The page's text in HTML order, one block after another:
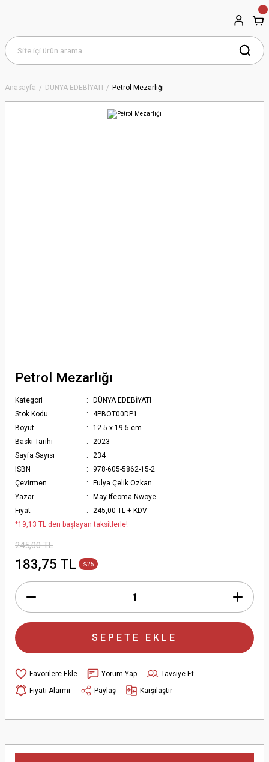
Anasayfa DÜNYA EDEBİYATI Petrol Mezarlığı
Petrol Mezarlığı
Kategori
DÜNYA EDEBİYATI
Stok Kodu
4PBOT00DP1
Boyut
12.5 x 19.5 cm
Baskı Tarihi
2023
Sayfa Sayısı
234
ISBN
978-605-5862-15-2
Çevirmen
Fulya Çelik Özkan
Yazar
May Ifeoma Nwoye
Fiyat
245,00 TL + KDV
*19,13 TL den başlayan taksitlerle!
245,00 TL
183,75 TL %25
SEPETE EKLE
Yorum Yap
Tavsiye Et
Fiyatı Alarmı
Paylaş Karşılaştır